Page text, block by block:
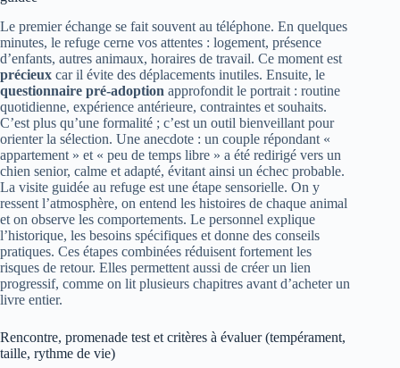
Le premier échange se fait souvent au téléphone. En quelques
minutes, le refuge cerne vos attentes : logement, présence
d’enfants, autres animaux, horaires de travail. Ce moment est
précieux car il évite des déplacements inutiles. Ensuite, le
questionnaire pré-adoption approfondit le portrait : routine
quotidienne, expérience antérieure, contraintes et souhaits.
C’est plus qu’une formalité ; c’est un outil bienveillant pour
orienter la sélection. Une anecdote : un couple répondant «
appartement » et « peu de temps libre » a été redirigé vers un
chien senior, calme et adapté, évitant ainsi un échec probable.
La visite guidée au refuge est une étape sensorielle. On y
ressent l’atmosphère, on entend les histoires de chaque animal
et on observe les comportements. Le personnel explique
l’historique, les besoins spécifiques et donne des conseils
pratiques. Ces étapes combinées réduisent fortement les
risques de retour. Elles permettent aussi de créer un lien
progressif, comme on lit plusieurs chapitres avant d’acheter un
livre entier.
Rencontre, promenade test et critères à évaluer (tempérament,
taille, rythme de vie)